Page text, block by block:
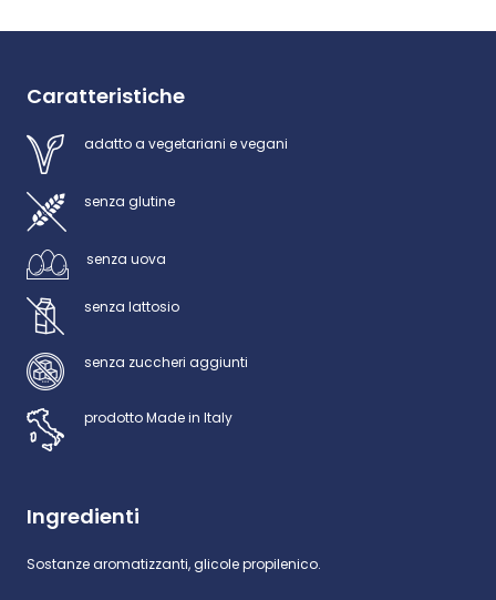
Caratteristiche
adatto a vegetariani e vegani
senza glutine
senza uova
senza lattosio
senza zuccheri aggiunti
prodotto Made in Italy
Ingredienti
Sostanze aromatizzanti, glicole propilenico.